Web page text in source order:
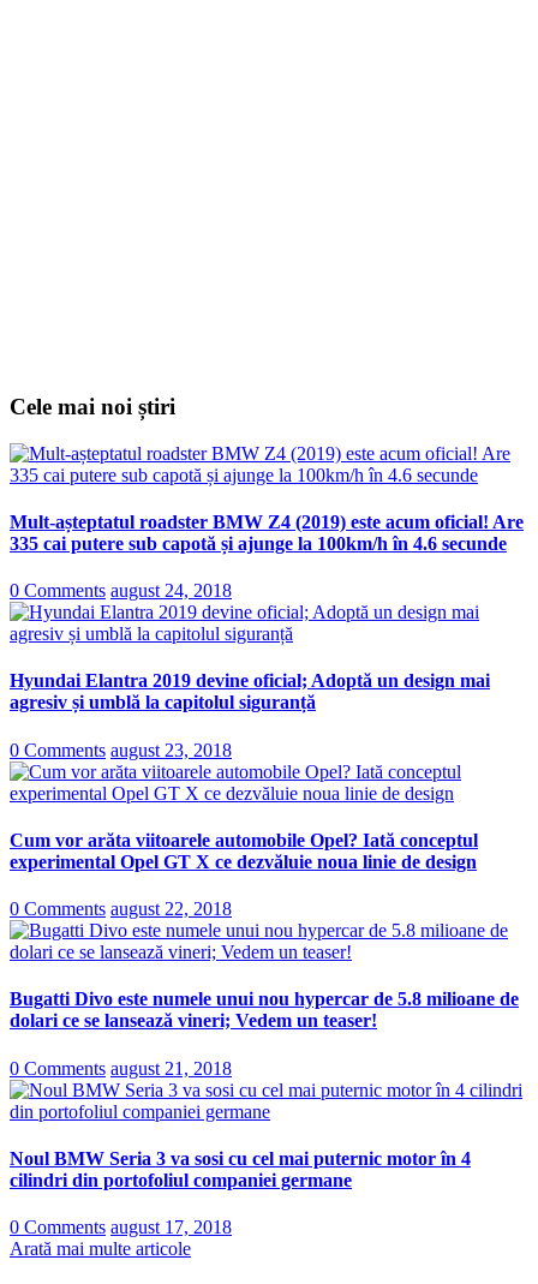
Cele mai noi știri
Mult-așteptatul roadster BMW Z4 (2019) este acum oficial! Are
335 cai putere sub capotă și ajunge la 100km/h în 4.6 secunde
0 Comments august 24, 2018
Hyundai Elantra 2019 devine oficial; Adoptă un design mai
agresiv și umblă la capitolul siguranță
0 Comments august 23, 2018
Cum vor arăta viitoarele automobile Opel? Iată conceptul
experimental Opel GT X ce dezvăluie noua linie de design
0 Comments august 22, 2018
Bugatti Divo este numele unui nou hypercar de 5.8 milioane de
dolari ce se lansează vineri; Vedem un teaser!
0 Comments august 21, 2018
Noul BMW Seria 3 va sosi cu cel mai puternic motor în 4
cilindri din portofoliul companiei germane
0 Comments august 17, 2018
Arată mai multe articole